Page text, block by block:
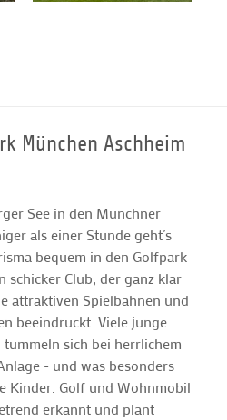
München Aschheim
See in den Münchner
als einer Stunde geht’s
bequem in den Golfpark
schicker Club, der ganz klar
attraktiven Spielbahnen und
beeindruckt. Viele junge
sich bei herrlichem
- und was besonders
Kinder. Golf und Wohnmobil
erkannt und plant